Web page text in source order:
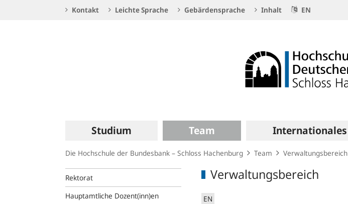
Kontakt Leichte Sprache Gebärdensprache Inhalt EN
Hauptnavigation
Studium Team Internationales
Die Hochschule der Bundesbank – Schloss Hachenburg Team Verwaltungsbereich
Rektorat
Hauptamtliche Dozent(inn)en
Verwaltungsbereich
EN